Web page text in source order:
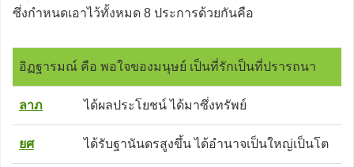
ซึ่งกำหนดเอาไว้ทั้งหมด 8 ประการด้วยกันคือ
อิฏฐารมณ์ คือ พอใจของมนุษย์ เป็นที่รักเป็นที่ปรารถนา
ลาภ ได้ผลประโยชน์ ได้มาซึ่งทรัพย์
ยศ ได้รับฐานันดรสูงขึ้น ได้อำนาจเป็นใหญ่เป็นโต